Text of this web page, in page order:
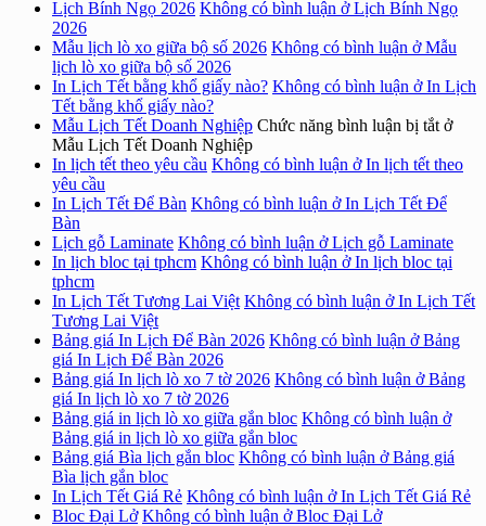
Lịch Bính Ngọ 2026 Không có bình luận ở Lịch Bính Ngọ
2026
Mẫu lịch lò xo giữa bộ số 2026 Không có bình luận ở Mẫu
lịch lò xo giữa bộ số 2026
In Lịch Tết bằng khổ giấy nào? Không có bình luận ở In Lịch
Tết bằng khổ giấy nào?
Mẫu Lịch Tết Doanh Nghiệp Chức năng bình luận bị tắt ở
Mẫu Lịch Tết Doanh Nghiệp
In lịch tết theo yêu cầu Không có bình luận ở In lịch tết theo
yêu cầu
In Lịch Tết Để Bàn Không có bình luận ở In Lịch Tết Để
Bàn
Lịch gỗ Laminate Không có bình luận ở Lịch gỗ Laminate
In lịch bloc tại tphcm Không có bình luận ở In lịch bloc tại
tphcm
In Lịch Tết Tương Lai Việt Không có bình luận ở In Lịch Tết
Tương Lai Việt
Bảng giá In Lịch Để Bàn 2026 Không có bình luận ở Bảng
giá In Lịch Để Bàn 2026
Bảng giá In lịch lò xo 7 tờ 2026 Không có bình luận ở Bảng
giá In lịch lò xo 7 tờ 2026
Bảng giá in lịch lò xo giữa gắn bloc Không có bình luận ở
Bảng giá in lịch lò xo giữa gắn bloc
Bảng giá Bìa lịch gắn bloc Không có bình luận ở Bảng giá
Bìa lịch gắn bloc
In Lịch Tết Giá Rẻ Không có bình luận ở In Lịch Tết Giá Rẻ
Bloc Đại Lở Không có bình luận ở Bloc Đại Lở